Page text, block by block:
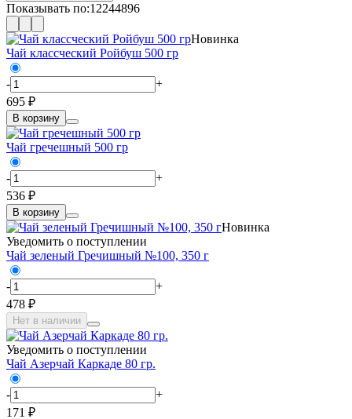
Показывать по:12244896
Новинка
Чай классческий Ройбуш 500 гр
-
+
695 ₽
В корзину
Чай гречешный 500 гр
-
+
536 ₽
В корзину
Новинка
Уведомить о поступлении
Чай зеленый Гречишный №100, 350 г
-
+
478 ₽
Нет в наличии
Уведомить о поступлении
Чай Азерчай Каркаде 80 гр.
-
+
171 ₽